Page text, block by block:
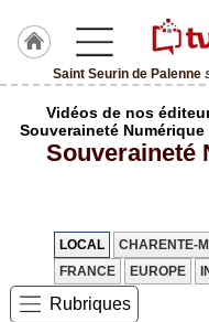
Saint Seurin de Palenne
J'adhère
Hulcoq
TvLocale
France
Vidéos de nos
Souveraineté
Souveraineté
LOCAL CHARENTE-
FRANCE
EUROPE
Rubriques